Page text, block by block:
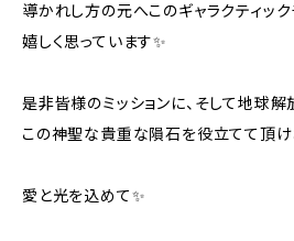
導かれし方の元へこのギャラクティッ
嬉しく思っています✨
是非皆様のミッションに、そして地球
この神聖な貴重な隕石を役立てて頂
愛と光を込めて✨